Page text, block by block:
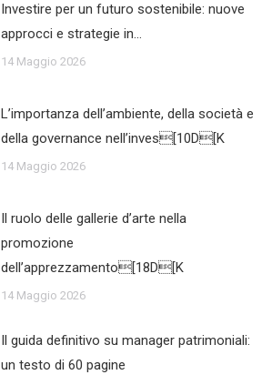
Investire per un futuro sostenibile: nuove
approcci e strategie in…
14 Maggio 2026
L’importanza dell’ambiente, della società e
della governance nell’inves[10D[K
14 Maggio 2026
Il ruolo delle gallerie d’arte nella
promozione
dell’apprezzamento[18D[K
14 Maggio 2026
Il guida definitivo su manager patrimoniali:
un testo di 60 pagine